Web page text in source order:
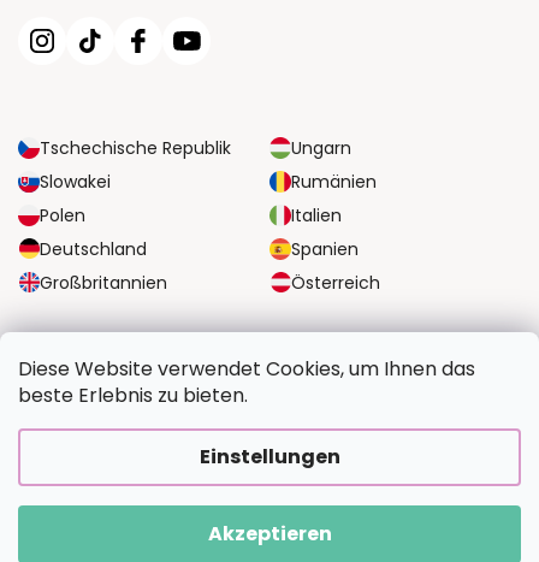
Diese Website verwendet Cookies, um Ihnen das
beste Erlebnis zu bieten.
Einstellungen
Akzeptieren
Tschechische Republik
Ungarn
Slowakei
Rumänien
Polen
Italien
Deutschland
Spanien
Großbritannien
Österreich
SICHERE ZAHLUNGSOPTIONEN
BildvomFoto.at. Alle Rechte vorbehalten.